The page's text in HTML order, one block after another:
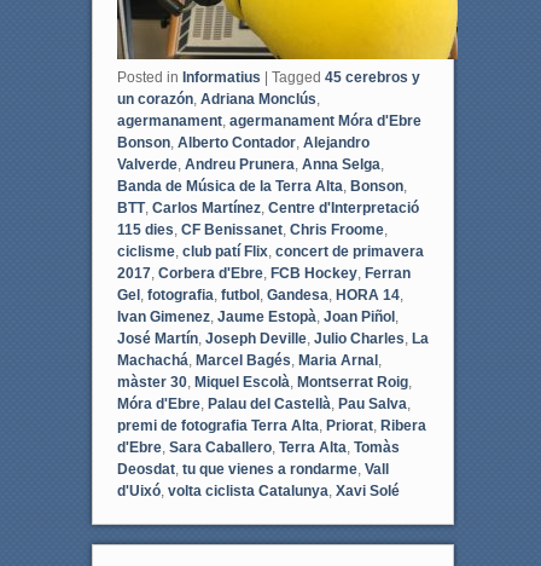
Posted in Informatius | Tagged 45 cerebros y
un corazón, Adriana Monclús
agermanament, agermanament Móra d'Ebre
Bonson, Alberto Contador, Alejandro
Valverde, Andreu Prunera Anna Selga
Banda de Música de la Terra Alta Bonson,
BTT, Carlos Martínez, Centre d'Interpretació
115 dies CF Benissanet, Chris Froome,
ciclisme, club patí Flix, concert de primavera
2017, Corbera d'Ebre, FCB Hockey, Ferran
Gel, fotografia futbol, Gandesa HORA 14,
Ivan Gimenez, Jaume Estopà Joan Piñol,
José Martín, Joseph Deville, Julio Charles La
Machachá Marcel Bagés Maria Arnal,
màster 30, Miquel Escolà Montserrat Roig,
Móra d'Ebre, Palau del Castellà Pau Salva
premi de fotografia Terra Alta Priorat, Ribera
d'Ebre, Sara Caballero, Terra Alta Tomàs
Deosdat, tu que vienes a rondarme, Vall
d'Uixó, volta ciclista Catalunya Xavi Solé